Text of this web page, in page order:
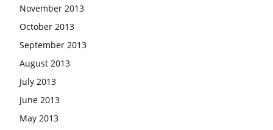
November 2013
October 2013
September 2013
August 2013
July 2013
June 2013
May 2013